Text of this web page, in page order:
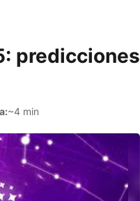
predicciones
~4 min